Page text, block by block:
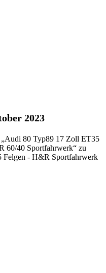
2023
„Audi 80 Typ89 17 Zoll ET35
60/40 Sportfahrwerk“ zu
- H&R Sportfahrwerk